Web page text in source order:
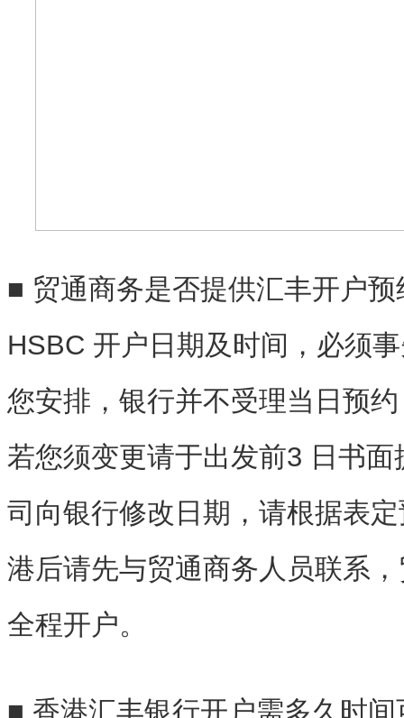
■ 贸通商务是否提供汇丰开户预
HSBC 开户日期及时间，必须
您安排，银行并不受理当日预
若您须变更请于出发前3 日书
司向银行修改日期，请根据表
港后请先与贸通商务人员联系，
全程开户。
■ 香港汇丰银行开户需多久时